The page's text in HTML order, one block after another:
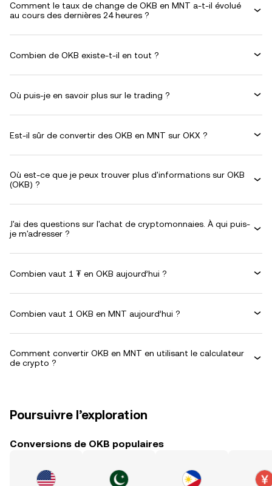
Comment le taux de change de OKB en MNT a-t-il évolué
au cours des dernières 24 heures ?
Combien de OKB existe-t-il en tout ?
Où puis-je en savoir plus sur le trading ?
Est-il sûr de convertir des OKB en MNT sur OKX ?
Où est-ce que je peux trouver plus d'informations sur OKB
(OKB) ?
J'ai des questions sur l'achat de cryptomonnaies. À qui puis-
je m'adresser ?
Combien vaut 1 ₮ en OKB aujourd’hui ?
Combien vaut 1 OKB en MNT aujourd’hui ?
Comment convertir OKB en MNT en utilisant le calculateur
de crypto ?
Poursuivre l’exploration
Conversions de OKB populaires